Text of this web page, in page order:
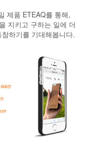
제품 ETEAQ를 통해,
지키고 구하는 일에 더
하기를 기대해봅니다.